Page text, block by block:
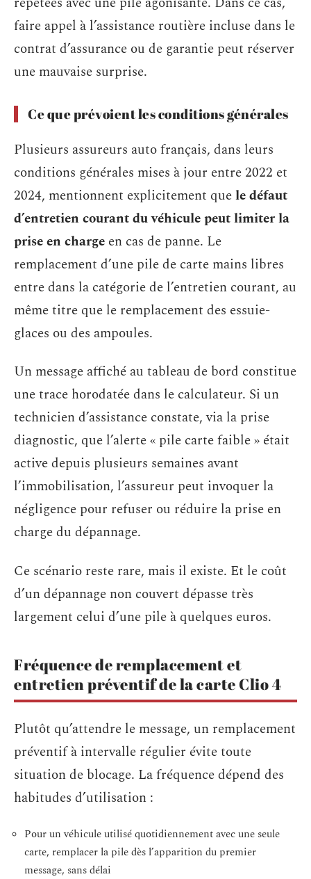
faire appel à l’assistance routière incluse dans le
contrat d’assurance ou de garantie peut réserver
une mauvaise surprise.
Ce que prévoient les conditions générales
Plusieurs assureurs auto français, dans leurs
conditions générales mises à jour entre 2022 et
2024, mentionnent explicitement quele défaut
d’entretien courant du véhicule peut limiter la
prise en charge en cas de panne. Le
remplacement d’une pile de carte mains libres
entre dans la catégorie de l’entretien courant, au
même titre que le remplacement des essuie-
glaces ou des ampoules.
Un message affiché au tableau de bord constitue
une trace horodatée dans le calculateur. Si un
technicien d’assistance constate, via la prise
diagnostic, que l’alerte « pile carte faible » était
active depuis plusieurs semaines avant
l’immobilisation, l’assureur peut invoquer la
négligence pour refuser ou réduire la prise en
charge du dépannage.
Ce scénario reste rare, mais il existe. Et le coût
d’un dépannage non couvert dépasse très
largement celui d’une pile à quelques euros.
Fréquence de remplacement et
entretien préventif de la carte Clio 4
Plutôt qu’attendre le message, un remplacement
préventif à intervalle régulier évite toute
situation de blocage. La fréquence dépend des
habitudes d’utilisation :
Pour un véhicule utilisé quotidiennement avec une seule
carte, remplacer la pile dès l’apparition du premier
message, sans délai